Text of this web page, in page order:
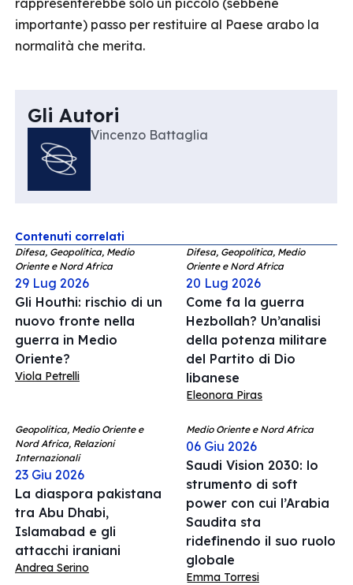
rappresenterebbe solo un piccolo (sebbene
importante) passo per restituire al Paese arabo la
normalità che merita.
Gli Autori
Vincenzo Battaglia
Contenuti correlati
Difesa, Geopolitica, Medio
Oriente e Nord Africa
29 Lug 2026
Gli Houthi: rischio di un
nuovo fronte nella
guerra in Medio
Oriente?
Viola Petrelli
Difesa, Geopolitica, Medio
Oriente e Nord Africa
20 Lug 2026
Come fa la guerra
Hezbollah? Un’analisi
della potenza militare
del Partito di Dio
libanese
Eleonora Piras
Geopolitica, Medio Oriente e
Nord Africa, Relazioni
Internazionali
23 Giu 2026
La diaspora pakistana
tra Abu Dhabi,
Islamabad e gli
attacchi iraniani
Andrea Serino
Medio Oriente e Nord Africa
06 Giu 2026
Saudi Vision 2030: lo
strumento di soft
power con cui l’Arabia
Saudita sta
ridefinendo il suo ruolo
globale
Emma Torresi